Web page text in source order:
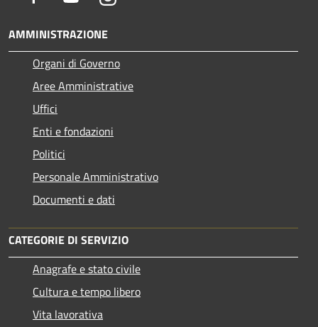
AMMINISTRAZIONE
Organi di Governo
Aree Amministrative
Uffici
Enti e fondazioni
Politici
Personale Amministrativo
Documenti e dati
CATEGORIE DI SERVIZIO
Anagrafe e stato civile
Cultura e tempo libero
Vita lavorativa